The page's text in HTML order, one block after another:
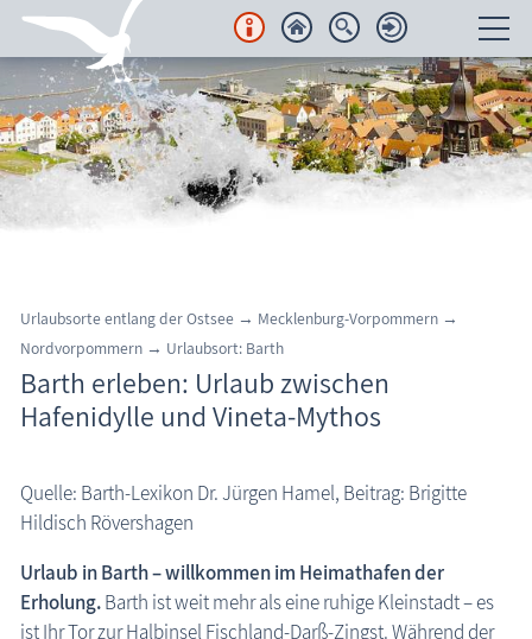
Unterkünfte
Regionales
Urlaubsorte
Fuhlendorf
Kenz-Küstrow
Marlow
Ribnitz-Damgarten, Bernsteinstadt
Stralsund, Hansestadt
Halbinsel Fischland-Darß-Zingst
Urlaubsorte entlang der Ostsee → Mecklenburg-Vorpommern →
Nordvorpommern → Urlaubsort: Barth
Barth erleben: Urlaub zwischen
Hafenidylle und Vineta-Mythos
Quelle: Barth-Lexikon Dr. Jürgen Hamel, Beitrag: Brigitte
Hildisch Rövershagen
Urlaub in Barth – willkommen im Heimathafen der
Erholung.Barth ist weit mehr als eine ruhige Kleinstadt – es
ist Ihr Tor zur Halbinsel Fischland-Darß-Zingst. Während der